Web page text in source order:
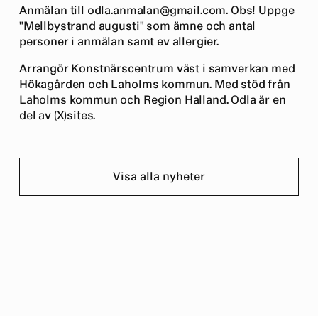
Anmälan till odla.anmalan@gmail.com. Obs! Uppge
"Mellbystrand augusti" som ämne och antal
personer i anmälan samt ev allergier.
Arrangör Konstnärscentrum väst i samverkan med
Hökagården och Laholms kommun. Med stöd från
Laholms kommun och Region Halland. Odla är en
del av (X)sites.
Visa alla nyheter